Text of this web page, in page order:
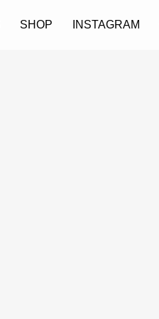
SHOP INSTAGRAM